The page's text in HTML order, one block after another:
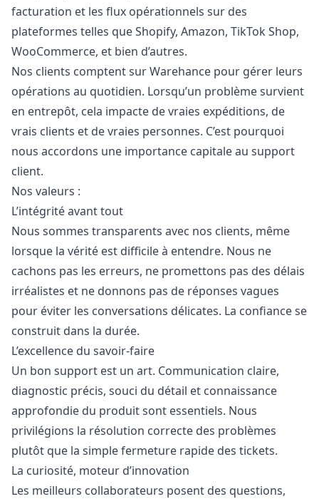
facturation et les flux opérationnels sur des
plateformes telles que Shopify, Amazon, TikTok Shop,
WooCommerce, et bien d’autres.
Nos clients comptent sur Warehance pour gérer leurs
opérations au quotidien. Lorsqu’un problème survient
en entrepôt, cela impacte de vraies expéditions, de
vrais clients et de vraies personnes. C’est pourquoi
nous accordons une importance capitale au support
client.
Nos valeurs :
L’intégrité avant tout
Nous sommes transparents avec nos clients, même
lorsque la vérité est difficile à entendre. Nous ne
cachons pas les erreurs, ne promettons pas des délais
irréalistes et ne donnons pas de réponses vagues
pour éviter les conversations délicates. La confiance se
construit dans la durée.
L’excellence du savoir-faire
Un bon support est un art. Communication claire,
diagnostic précis, souci du détail et connaissance
approfondie du produit sont essentiels. Nous
privilégions la résolution correcte des problèmes
plutôt que la simple fermeture rapide des tickets.
La curiosité, moteur d’innovation
Les meilleurs collaborateurs posent des questions,